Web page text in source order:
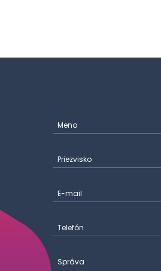
Meno
Priezvisko
E-mail
Telefón
Správa